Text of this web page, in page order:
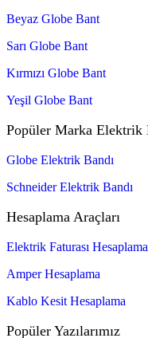
Beyaz Globe Bant
Sarı Globe Bant
Kırmızı Globe Bant
Yeşil Globe Bant
Popüler Marka Elektrik
Globe Elektrik Bandı
Schneider Elektrik Bandı
Hesaplama Araçları
Elektrik Faturası Hesaplama
Amper Hesaplama
Kablo Kesit Hesaplama
Popüler Yazılarımız